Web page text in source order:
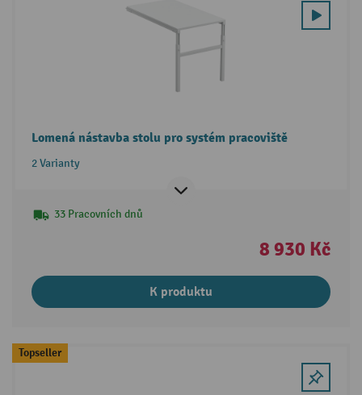
Lomená nástavba stolu pro systém pracoviště
2 Varianty
33 Pracovních dnů
8 930 Kč
K produktu
Topseller